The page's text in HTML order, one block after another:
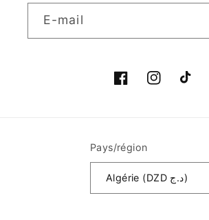
E-mail
FacebookInstagramTikTok
Pays/région
Algérie (DZD د.ج)